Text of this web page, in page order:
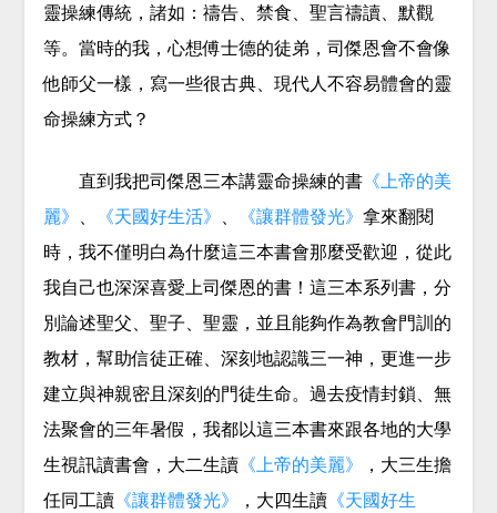
靈操練傳統，諸如：禱告、禁食、聖言禱讀、默觀
等。當時的我，心想傅士德的徒弟，司傑恩會不會像
他師父一樣，寫一些很古典、現代人不容易體會的靈
命操練方式？
直到我把司傑恩三本講靈命操練的書《上帝的美
麗》 、 《天國好生活》 、 《讓群體發光》 拿來翻閱
時，我不僅明白為什麼這三本書會那麼受歡迎，從此
我自己也深深喜愛上司傑恩的書！這三本系列書，分
別論述聖父、聖子、聖靈，並且能夠作為教會門訓的
教材，幫助信徒正確、深刻地認識三一神，更進一步
建立與神親密且深刻的門徒生命。過去疫情封鎖、無
法聚會的三年暑假，我都以這三本書來跟各地的大學
生視訊讀書會，大二生讀《上帝的美麗》
，大三生擔
任同工讀《讓群體發光》 ，大四生讀《天國好生